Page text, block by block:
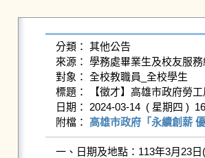
分類： 其他公告
來源： 學務處畢業生及校友服
對象： 全校教職員_全校學生
標題： 【徵才】高雄市政府勞
日期： 2024-03-14  ( 星期四 )
附檔： 高雄市政府「永續創薪
一、日期及地點：113年3月23